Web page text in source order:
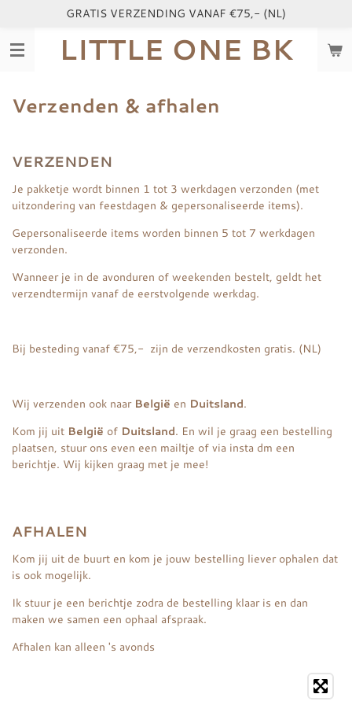
naar
LITTLE ONE BK
GRATIS VERZENDING VANAF €75,- (NL)
Verzenden & afhalen
VERZENDEN
Je pakketje wordt binnen 1 tot 3 werkdagen verzonden (met
uitzondering van feestdagen & gepersonaliseerde items).
Gepersonaliseerde items worden binnen 5 tot 7 werkdagen
verzonden.
Wanneer je in de avonduren of weekenden bestelt, geldt het
verzendtermijn vanaf de eerstvolgende werkdag.
Bij besteding vanaf €75,- zijn de verzendkosten gratis. (NL)
Wij verzenden ook naar België en Duitsland.
Kom jij uit België of Duitsland. En wil je graag een bestelling
plaatsen, stuur ons even een mailtje of via insta dm een
berichtje. Wij kijken graag met je mee!
AFHALEN
Kom jij uit de buurt en kom je jouw bestelling liever ophalen dat
is ook mogelijk.
Ik stuur je een berichtje zodra de bestelling klaar is en dan
maken we samen een ophaal afspraak.
Afhalen kan alleen 's avonds